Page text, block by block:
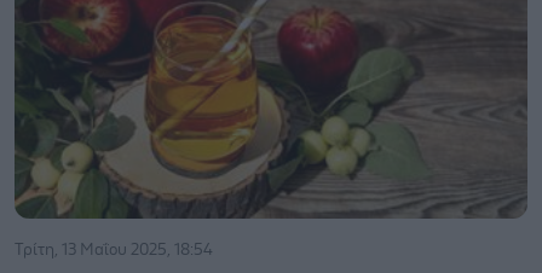
Τρίτη, 13 Μαΐου 2025, 18:54